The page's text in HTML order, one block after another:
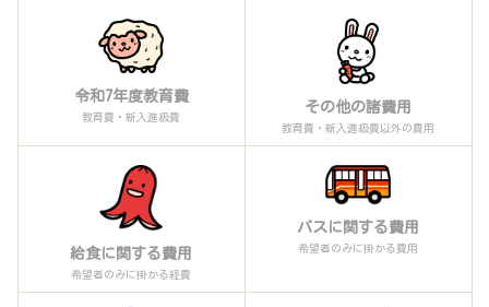
令和7年度教育費
教育費・新入進級費
その他の諸費用
教育費・新入進級費以外の費用
給食に関する費用
希望者のみに掛かる経費
バスに関する費用
希望者のみに掛かる費用